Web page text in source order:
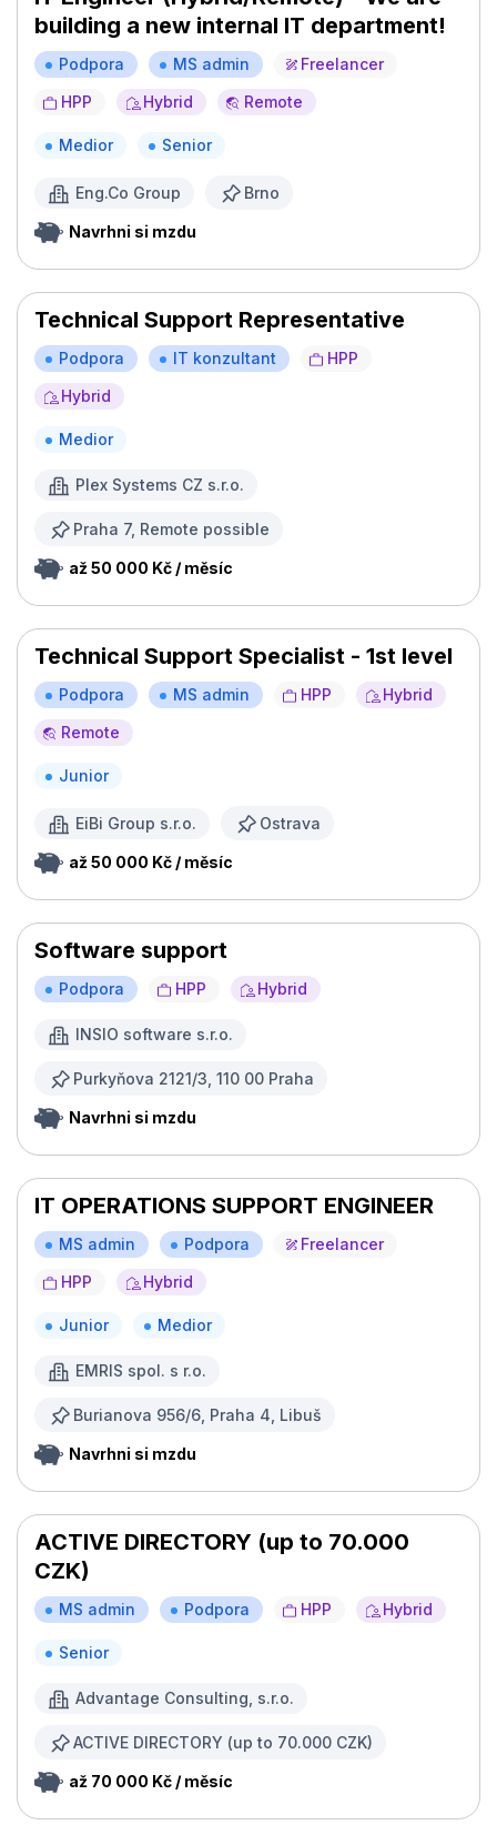
building a new internal IT department!
Podpora MS admin
Freelancer
HPP
Hybrid Remote
Medior Senior
Eng.Co Group Brno
Navrhni si mzdu
Technical Support Representative
Podpora IT konzultant
HPP
Hybrid
Medior
Plex Systems CZ s.r.o.
Praha 7, Remote possible
až 50 000 Kč / měsíc
Technical Support Specialist - 1st level
Podpora MS admin HPP
Hybrid
Remote
Junior
EiBi Group s.r.o. Ostrava
až 50 000 Kč / měsíc
Software support
Podpora HPP Hybrid
INSIO software s.r.o.
Purkyňova 2121/3, 110 00 Praha
Navrhni si mzdu
IT OPERATIONS SUPPORT ENGINEER
MS admin Podpora
Freelancer
HPP
Hybrid
Junior Medior
EMRIS spol. s r.o.
Burianova 956/6, Praha 4, Libuš
Navrhni si mzdu
ACTIVE DIRECTORY (up to 70.000
CZK)
MS admin Podpora HPP Hybrid
Senior
Advantage Consulting, s.r.o.
ACTIVE DIRECTORY (up to 70.000 CZK)
až 70 000 Kč / měsíc